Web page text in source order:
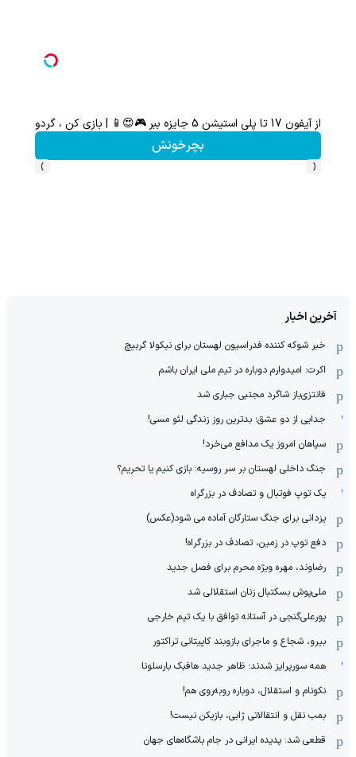
با خرید اول از گریم 200 سوت هدیه بگیر
‹
›
آخرین اخبار
خبر شوکه کننده فدراسیون لهستان برای نیکولا گربیچ
اکرت: امیدوارم دوباره در تیم ملی ایران باشم
فانتزی‌باز شاگرد مجتبی جباری شد
جدایی از دو عشق؛ بدترین روز زندگی لئو مسی!
سپاهان امروز یک مدافع می‌خرد!
جنگ داخلی لهستان بر سر روسیه: بازی کنیم یا تحریم؟
یک توپ فوتبال و تصادف در بزرگراه
یزدانی برای جنگ ستارگان آماده می شود(عکس)
دفع توپ در زمین، تصادف در بزرگراه!
رضاوند، مهره ویژه محرم برای فصل جدید
ملی‌پوش بسکتبال زنان استقلالی شد
پورعلی‌گنجی در آستانه توافق با یک تیم خارجی
بیرو، شجاع و ماجرای بازوبند کاپیتانی تراکتور
همه سورپرایز شدند؛ ظاهر جدید هافبک بارسلونا
نکونام و استقلال، دوباره روبه‌روی هم!
بمب نقل و انتقالاتی ژابی، بازیکن نیست!
قطعی شد: پدیده ایرانی در جام باشگاه‌های جهان